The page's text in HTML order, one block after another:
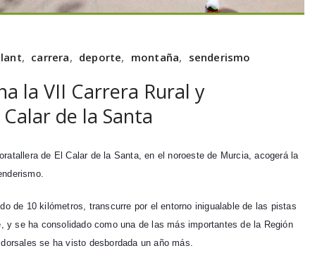
, carrera, deporte, montaña, senderismo
la VII Carrera Rural y
de la Santa
de El Calar de la Santa, en el noroeste de Murcia, acogerá la
de 10 kilómetros, transcurre por el entorno inigualable de las pistas
y se ha consolidado como una de las más importantes de la Región
se ha visto desbordada un año más.